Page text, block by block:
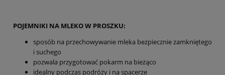
POJEMNIKI NA MLEKO W PROSZKU:
sposób na przechowywanie mleka bezpiecznie zamkniętego
i suchego
pozwala przygotować pokarm na bieżąco
idealny podczas podróży i na spacerze